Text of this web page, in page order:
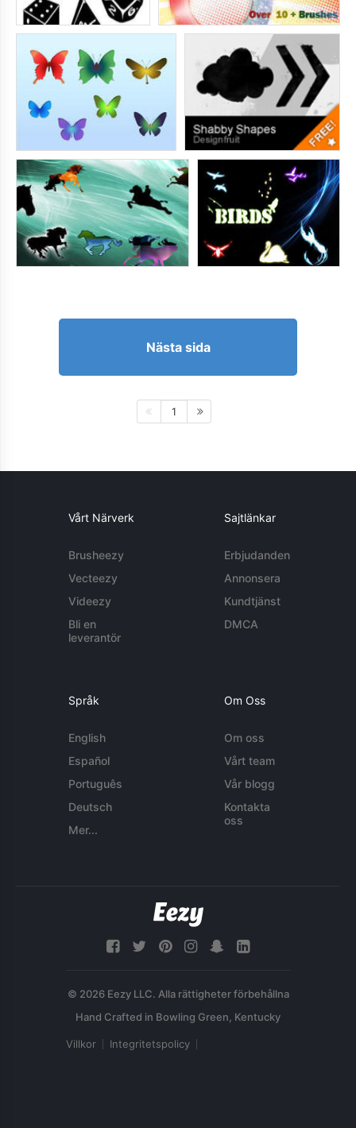
Nästa sida
1
Vårt Närverk
Brusheezy
Vecteezy
Videezy
Bli en
leverantör
Sajtlänkar
Erbjudanden
Annonsera
Kundtjänst
DMCA
Språk
English
Español
Português
Deutsch
Mer...
Om Oss
Om oss
Vårt team
Vår blogg
Kontakta
oss
© 2026 Eezy LLC. Alla rättigheter förbehållna
Villkor Integritetspolicy